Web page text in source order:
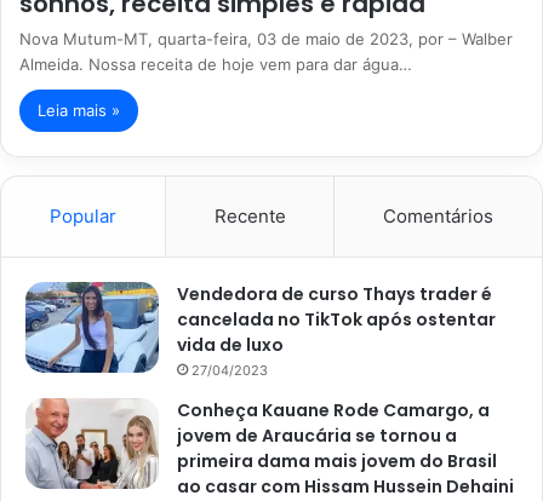
Nova Mutum-MT, quarta-feira, 03 de maio de 2023, por – Walber
Almeida. Nossa receita de hoje vem para dar água…
Leia mais »
Popular Recente Comentários
Vendedora de curso Thays trader é
cancelada no TikTok após ostentar
vida de luxo
27/04/2023
Conheça Kauane Rode Camargo, a
jovem de Araucária se tornou a
primeira dama mais jovem do Brasil
ao casar com Hissam Hussein Dehaini